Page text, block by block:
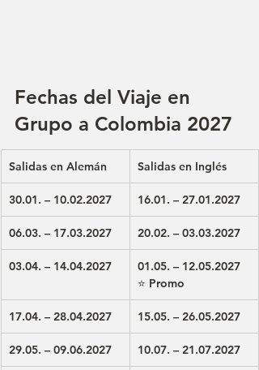
Fechas del Viaje en
Grupo a Colombia 2027
Salidas en Alemán Salidas en Inglés
30.01. – 10.02.2027 16.01. – 27.01.2027
06.03. – 17.03.2027 20.02. – 03.03.2027
03.04. – 14.04.2027
01.05. – 12.05.2027
⭐ Promo
17.04. – 28.04.2027 15.05. – 26.05.2027
29.05. – 09.06.2027 10.07. – 21.07.2027